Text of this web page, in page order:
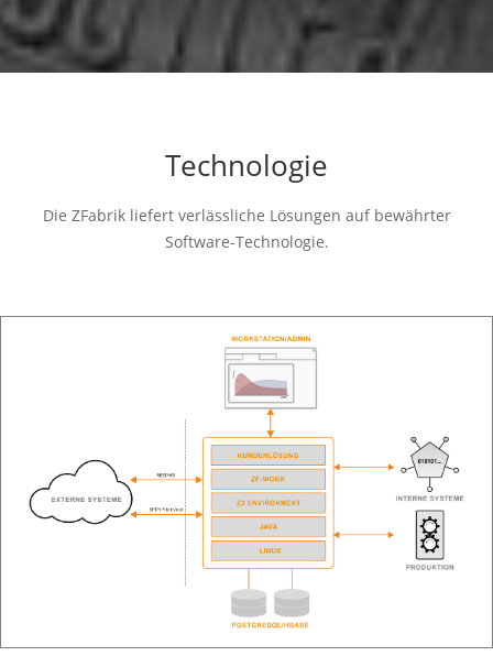
Technologie
Die ZFabrik liefert verlässliche Lösungen auf bewährter
Software-Technologie.